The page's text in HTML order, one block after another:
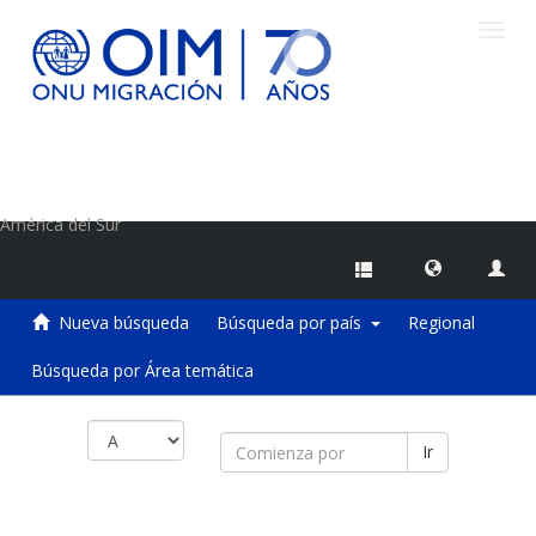
América del Sur
Nueva búsqueda Búsqueda por país Regional
Búsqueda por Área temática
Ir